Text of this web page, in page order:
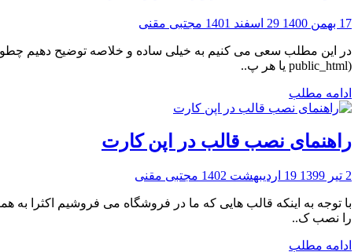
17 بهمن 1400 29 اسفند 1401 مجتبی مقنی
(public_html یا هر پ..
ادامه مطلب
راهنمای نصب قالب در اپن کارت
2 تیر 1399 19 اردیبهشت 1402 مجتبی مقنی
با توجه به اینکه قالب هایی که ما در فروشگاه می فروشیم اکثرا به
را نصب ک..
ادامه مطلب